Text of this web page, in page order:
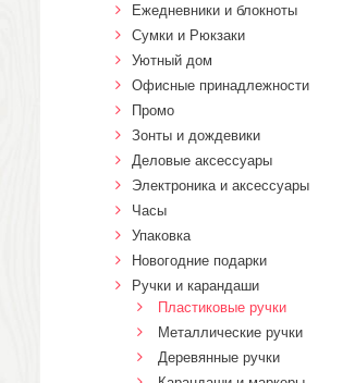
Ежедневники и блокноты
Сумки и Рюкзаки
Уютный дом
Офисные принадлежности
Промо
Зонты и дождевики
Деловые аксессуары
Электроника и аксессуары
Часы
Упаковка
Новогодние подарки
Ручки и карандаши
Пластиковые ручки
Металлические ручки
Деревянные ручки